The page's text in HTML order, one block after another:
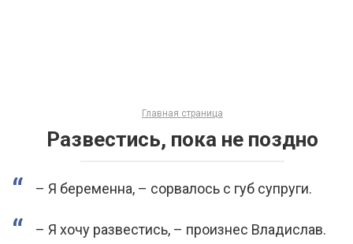
Главная страница
Развестись, пока не поздно
– Я беременна, – сорвалось с губ супруги.
– Я хочу развестись, – произнес Владислав.